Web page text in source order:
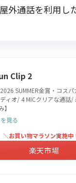
外通話を利用し
Clip 2
2026 SUMMER金賞・コ
ィオ/ 4 MICクリアな通
見る
＼お買い物マラソン実施中
楽天市場